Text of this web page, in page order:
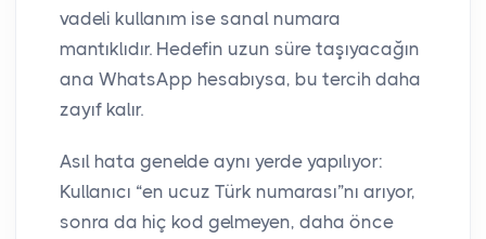
vadeli kullanım ise sanal numara
mantıklıdır. Hedefin uzun süre taşıyacağın
ana WhatsApp hesabıysa, bu tercih daha
zayıf kalır.
Asıl hata genelde aynı yerde yapılıyor:
Kullanıcı “en ucuz Türk numarası”nı arıyor,
sonra da hiç kod gelmeyen, daha önce